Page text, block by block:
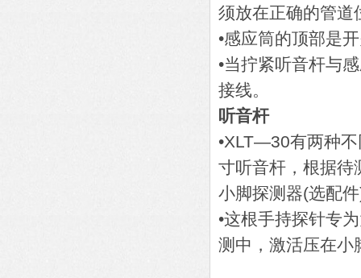
须放在正确的管道
•感应筒的顶部是
•当拧紧听音杆与
接线。
听音杆
•XLT—30有两种
寸听音杆，根据待
小脚探测器(选配
•这根手持探针专
测中，激活压在小